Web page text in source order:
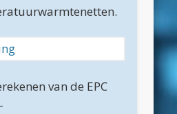
van de EPC